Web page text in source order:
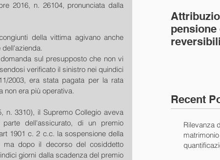
2016, n. 26104, pronunciata dalla
della vittima agivano anche
sul presupposto che non vi
verificato il sinistro nei quindici
2003, era stata pagata per la rata
non era più operativa.
n. 3310), il Supremo Collegio aveva
dell'assicurato, di un premio
1901 c. 2 c.c. la sospensione della
ma dopo il decorso del cosiddetto
giorni dalla scadenza del premio
pensione
Recent
Rilevanza